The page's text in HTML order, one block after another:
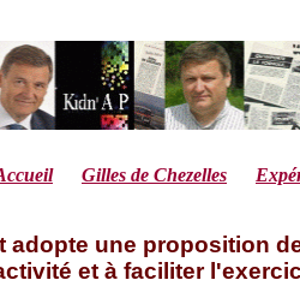
Gilles de Chezelles
adopte une proposition
et à faciliter